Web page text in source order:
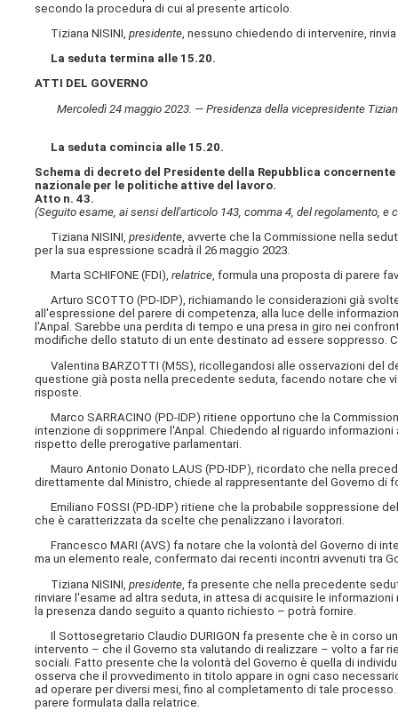
secondo la procedura di cui al presente articolo.
Tiziana NISINI,presidente , nessuno chiedendo di intervenire,
La seduta termina alle 15.20.
ATTI DEL GOVERNO
Mercoledì 24 maggio 2023. — Presidenza della vicepresidente
La seduta comincia alle 15.20.
Schema di decreto del Presidente della Repubblica
nazionale per le politiche attive del lavoro.
Atto n. 43.
(Seguito esame, ai sensi dell'articolo 143, comma 4, del regolamento, e
Tiziana NISINI,presidente, avverte che la Commissione nella
per la sua espressione scadrà il 26 maggio 2023.
Marta SCHIFONE (FDI),relatrice, formula una proposta di parere
Arturo SCOTTO (PD-IDP), richiamando le considerazioni già
all'espressione del parere di competenza, alla luce delle
l'Anpal. Sarebbe una perdita di tempo e una presa in giro nei
modifiche dello statuto di un ente destinato ad essere soppresso.
Valentina BARZOTTI (M5S), ricollegandosi alle osservazioni del
questione già posta nella precedente seduta, facendo notare che
risposte.
Marco SARRACINO (PD-IDP) ritiene opportuno che la
intenzione di sopprimere l'Anpal. Chiedendo al riguardo
rispetto delle prerogative parlamentari.
Mauro Antonio Donato LAUS (PD-IDP), ricordato che nella
direttamente dal Ministro, chiede al rappresentante del Governo di
Emiliano FOSSI (PD-IDP) ritiene che la probabile soppressione
che è caratterizzata da scelte che penalizzano i lavoratori.
Francesco MARI (AVS) fa notare che la volontà del Governo di
ma un elemento reale, confermato dai recenti incontri avvenuti tra
Tiziana NISINI,presidente , fa presente che nella precedente
rinviare l'esame ad altra seduta, in attesa di acquisire le
la presenza dando seguito a quanto richiesto – potrà fornire.
Il Sottosegretario Claudio DURIGON fa presente che è in corso
intervento – che il Governo sta valutando di realizzare – volto a far
sociali. Fatto presente che la volontà del Governo è quella di
osserva che il provvedimento in titolo appare in ogni caso
ad operare per diversi mesi, fino al completamento di tale
parere formulata dalla relatrice.